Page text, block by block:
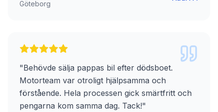
Göteborg
"Behövde sälja pappas bil efter dödsboet.
Motorteam var otroligt hjälpsamma och
förstående. Hela processen gick smärtfritt och
pengarna kom samma dag. Tack!"